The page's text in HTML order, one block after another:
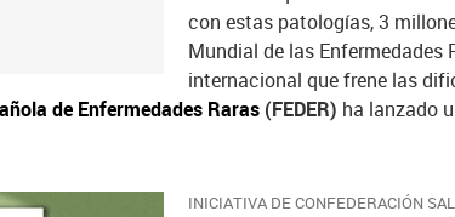
con estas patologías, 3
Mundial de las
internacional que frene las
de Enfermedades Raras (FEDER) ha lanzado
INICIATIVA DE CONFEDERACIÓN